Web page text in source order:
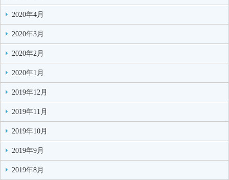
2020年4月
2020年3月
2020年2月
2020年1月
2019年12月
2019年11月
2019年10月
2019年9月
2019年8月